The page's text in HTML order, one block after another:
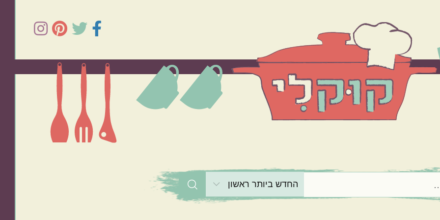
הרכיב המרכזי
בשר ירקות תפוחי אדמה אורז